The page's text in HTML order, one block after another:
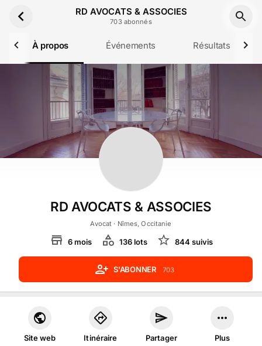
RD AVOCATS & ASSOCIES
703 abonnés
À propos Événements Résultats
RD AVOCATS & ASSOCIES
Avocat · Nîmes, Occitanie
6 mois 136lots 844 suivis
S'ABONNER 703
Site web Itinéraire Partager Plus